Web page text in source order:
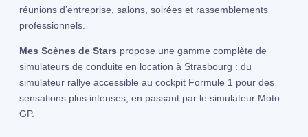
réunions d’entreprise, salons, soirées et rassemblements
professionnels.
Mes Scènes de Stars propose une gamme complète de
simulateurs de conduite en location à Strasbourg : du
simulateur rallye accessible au cockpit Formule 1 pour des
sensations plus intenses, en passant par le simulateur Moto
GP.